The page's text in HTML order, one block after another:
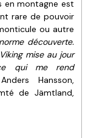
en montagne est
rare de pouvoir
ou autre
découverte.
mise au jour
qui me rend
Hansson,
de Jämtland,